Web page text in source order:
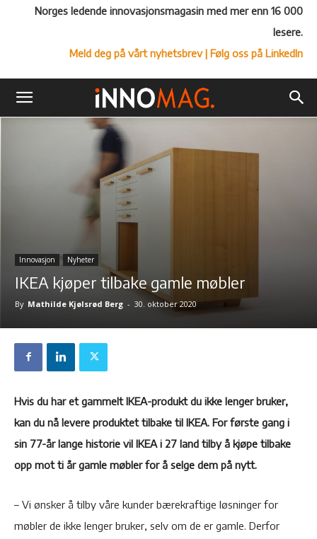
Norges ledende innovasjonsmagasin med mer enn 16 000
lesere.
Meld deg på vårt nyhetsbrev| Følg oss på LinkedIn
Innovasjon Nyheter
IKEA kjøper tilbake gamle møbler
By Mathilde Kjølsrød Berg - 30. oktober 2020
Hvis du har et gammelt IKEA-produkt du ikke lenger bruker,
kan du nå levere produktet tilbake til IKEA. For første gang i
sin 77-år lange historie vil IKEA i 27 land tilby å kjøpe tilbake
opp mot ti år gamle møbler for å selge dem på nytt.
– Vi ønsker å tilby våre kunder bærekraftige løsninger for
møbler de ikke lenger bruker, selv om de er gamle. Derfor